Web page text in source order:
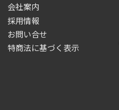
会社案内
採用情報
お問い合せ
特商法に基づく表示